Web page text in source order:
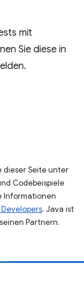
mit
Sie diese in
dieser Seite unter
Codebeispiele
Informationen
. Java ist
Partnern.